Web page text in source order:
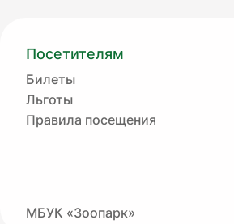
Посетителям
Билеты
Льготы
Правила посещения
МБУК «Зоопарк»